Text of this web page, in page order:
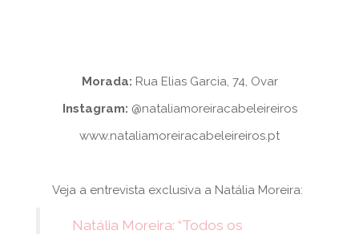
Morada: Rua Elias Garcia, 74, Ovar
Instagram: @nataliamoreiracabeleireiros
www.nataliamoreiracabeleireiros.pt
Veja a entrevista exclusiva a Natália Moreira:
Natália Moreira: “Todos os